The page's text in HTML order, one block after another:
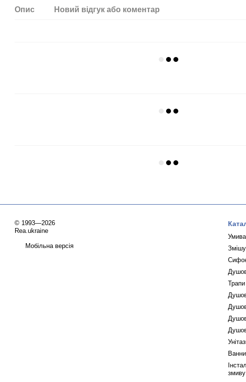
Опис Новий відгук або коментар
© 1993—2026
Rea.ukraine
Мобільна версія
змиву